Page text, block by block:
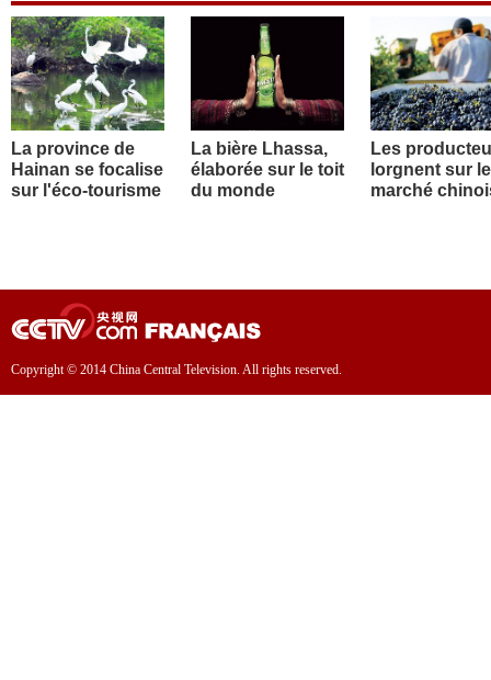
La province de
Hainan se focalise
sur l'éco-tourisme
La bière Lhassa,
élaborée sur le toit
du monde
Les
lorgnent sur le
marché
Copyright © 2014 China Central Television. All rights reserved.